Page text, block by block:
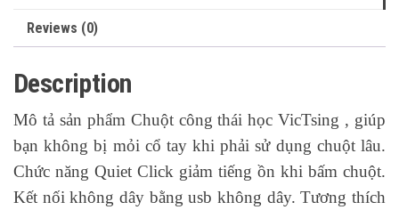
Reviews (0)
Description
Mô tả sản phẩm Chuột công thái học VicTsing , giúp
bạn không bị mỏi cổ tay khi phải sử dụng chuột lâu.
Chức năng Quiet Click giảm tiếng ồn khi bấm chuột.
Kết nối không dây bằng usb không dây. Tương thích